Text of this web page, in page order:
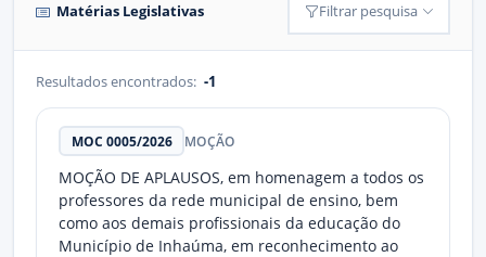
Matérias Legislativas Filtrar pesquisa
Resultados encontrados: -1
MOC 0005/2026 MOÇÃO
MOÇÃO DE APLAUSOS, em homenagem a todos os
professores da rede municipal de ensino, bem
como aos demais profissionais da educação do
Município de Inhaúma, em reconhecimento ao